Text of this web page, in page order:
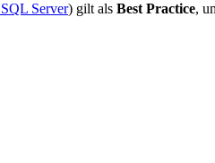
Server) gilt als Best Practice,